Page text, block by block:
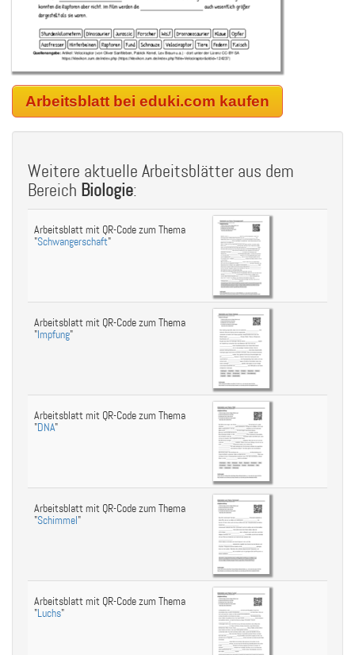
Arbeitsblatt bei eduki.com kaufen
Weitere aktuelle Arbeitsblätter aus dem
Bereich Biologie:
Arbeitsblatt mit QR-Code zum Thema
"Schwangerschaft"
Arbeitsblatt mit QR-Code zum Thema
"Impfung"
Arbeitsblatt mit QR-Code zum Thema
"DNA"
Arbeitsblatt mit QR-Code zum Thema
"Schimmel"
Arbeitsblatt mit QR-Code zum Thema
"Luchs"